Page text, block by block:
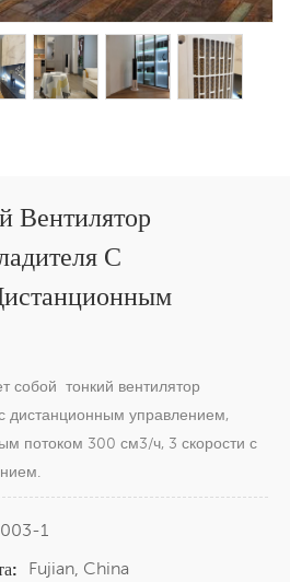
Вентилятор
С
собой тонкий вентилятор
дистанционным управлением,
потоком 300 см3/ч, 3 скорости с
1
Fujian, China